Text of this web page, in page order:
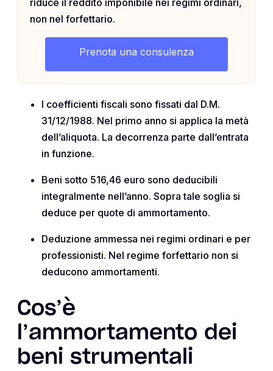
non nel forfettario.
Prenota una consulenza
I coefficienti fiscali sono fissati dal D.M.
31/12/1988. Nel primo anno si applica la metà
dell’aliquota. La decorrenza parte dall’entrata
in funzione.
Beni sotto 516,46 euro sono deducibili
integralmente nell’anno. Sopra tale soglia si
deduce per quote di ammortamento.
Deduzione ammessa nei regimi ordinari e per
professionisti. Nel regime forfettario non si
deducono ammortamenti.
Cos’è
l’ammortamento dei
beni strumentali